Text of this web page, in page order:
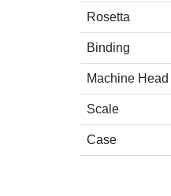
Rosetta
Binding
Machine Head
Scale
Case